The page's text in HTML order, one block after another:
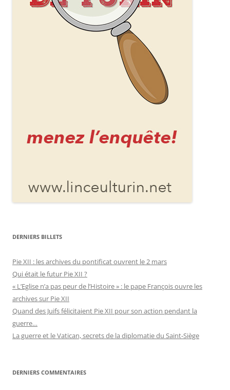
DERNIERS BILLETS
Pie XII : les archives du pontificat ouvrent le 2 mars
Qui était le futur Pie XII ?
« L’Eglise n’a pas peur de l’Histoire » : le pape François ouvre les
archives sur Pie XII
Quand des Juifs félicitaient Pie XII pour son action pendant la
guerre…
La guerre et le Vatican, secrets de la diplomatie du Saint-Siège
DERNIERS COMMENTAIRES